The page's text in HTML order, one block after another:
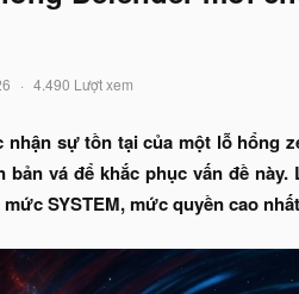
4.490 Lượt xem
sự tồn tại của một lỗ hổng
vá để khắc phục vấn đề
SYSTEM, mức quyền cao